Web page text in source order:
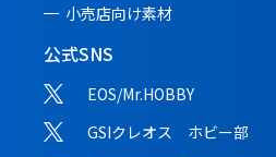
小売店向け素材
公式SNS
EOS/Mr.HOBBY
GSIクレオス ホビー部